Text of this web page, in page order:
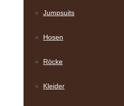
Jumpsuits
Hosen
Röcke
Kleider